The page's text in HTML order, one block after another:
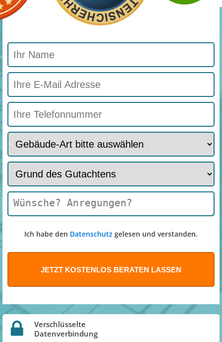
Ich habe den Datenschutz gelesen und verstanden.
Verschlüsselte
Datenverbindung